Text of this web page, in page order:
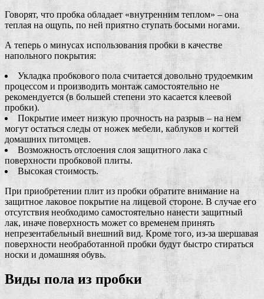
Говорят, что пробка обладает «внутренним теплом» – она
теплая на ощупь, по ней приятно ступать босыми ногами.
А теперь о минусах использования пробки в качестве
напольного покрытия:
Укладка пробкового пола считается довольно трудоемким
процессом и производить монтаж самостоятельно не
рекомендуется (в большей степени это касается клеевой
пробки).
Покрытие имеет низкую прочность на разрыв – на нем
могут остаться следы от ножек мебели, каблуков и когтей
домашних питомцев.
Возможность отслоения слоя защитного лака с
поверхности пробковой плиты.
Высокая стоимость.
При приобретении плит из пробки обратите внимание на
защитное лаковое покрытие на лицевой стороне. В случае его
отсутствия необходимо самостоятельно нанести защитный
лак, иначе поверхность может со временем принять
непрезентабельный внешний вид. Кроме того, из-за шершавая
поверхности необработанной пробки будут быстро стираться
носки и домашняя обувь.
Виды пола из пробки